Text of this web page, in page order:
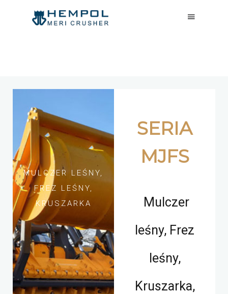
MULCZER LEŚNY,
FREZ LEŚNY,
KRUSZARKA
SERIA
MJFS
Mulczer
leśny, Frez
leśny,
Kruszarka,